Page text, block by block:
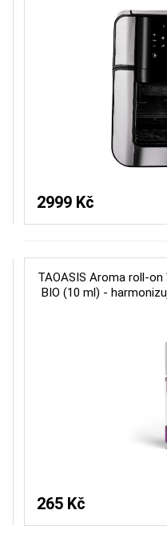
2999 Kč
TAOASIS Aroma roll-
BIO (10 ml) -
265 Kč